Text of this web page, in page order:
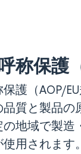
称保護
護（AOP/
品質と製品の
の地域で製造
用されます。